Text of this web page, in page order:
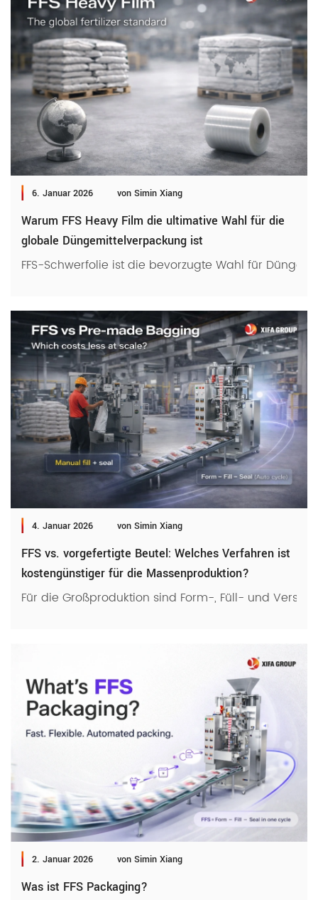
6. Januar 2026 von Simin Xiang
Warum FFS Heavy Film die ultimative Wahl für die
globale Düngemittelverpackung ist
FFS-Schwerfolie ist die bevorzugte Wahl für
4. Januar 2026 von Simin Xiang
FFS vs. vorgefertigte Beutel: Welches Verfahren ist
kostengünstiger für die Massenproduktion?
Für die Großproduktion sind Form-, Füll- und
2. Januar 2026 von Simin Xiang
Was ist FFS Packaging?